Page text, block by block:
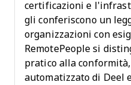
certificazioni e
gli conferiscono un
organizzazioni con
RemotePeople si
pratico alla
automatizzato di Deel